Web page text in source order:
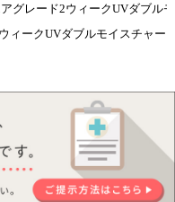
グレード2ウィークUVダブル
ィークUVダブルモイスチャー